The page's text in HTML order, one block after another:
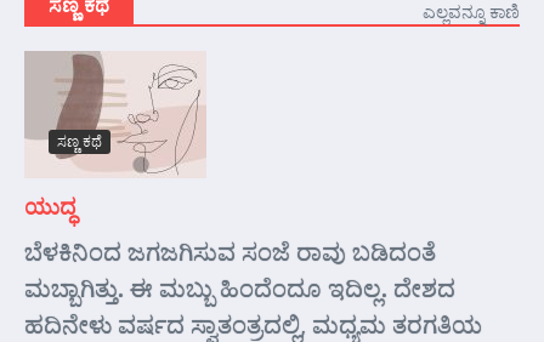
ಸಣ್ಣ ಕಥೆ ಎಲ್ಲವನ್ನೂ ಕಾಣಿ
ಸಣ್ಣ ಕಥೆ
ಯುದ್ಧ
ಬೆಳಕಿನಿಂದ ಜಗಜಗಿಸುವ ಸಂಜೆ ರಾವು ಬಡಿದಂತೆ
ಮಬ್ಬಾಗಿತ್ತು. ಈ ಮಬ್ಬು ಹಿಂದೆಂದೂ ಇದಿಲ್ಲ. ದೇಶದ
ಹದಿನೇಳು ವರ್ಷದ ಸ್ವಾತಂತ್ರದಲ್ಲಿ, ಮಧ್ಯಮ ತರಗತಿಯ